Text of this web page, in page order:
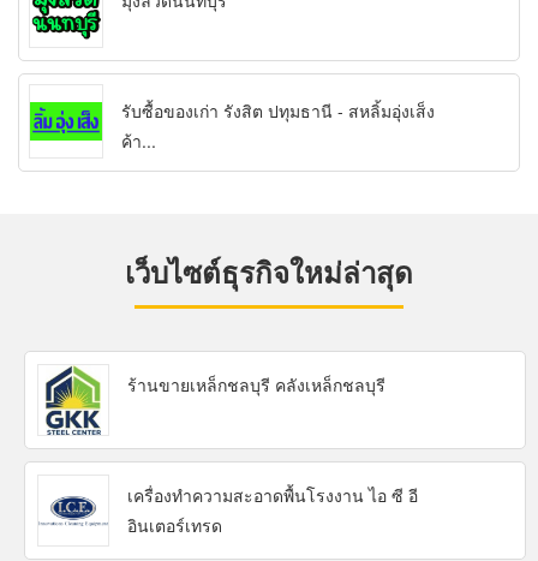
รับซื้อของเก่า รังสิต ปทุมธานี - สหลิ้มอุ่งเส็ง
ค้า...
เว็บไซต์ธุรกิจใหม่ล่าสุด
ร้านขายเหล็กชลบุรี คลังเหล็กชลบุรี
เครื่องทำความสะอาดพื้นโรงงาน ไอ ซี อี
อินเตอร์เทรด